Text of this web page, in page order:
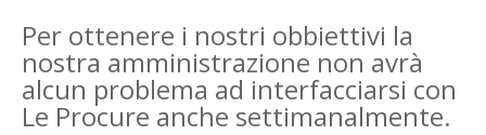
Per ottenere i nostri obbiettivi la
nostra amministrazione non avrà
alcun problema ad interfacciarsi con
Le Procure anche settimanalmente.